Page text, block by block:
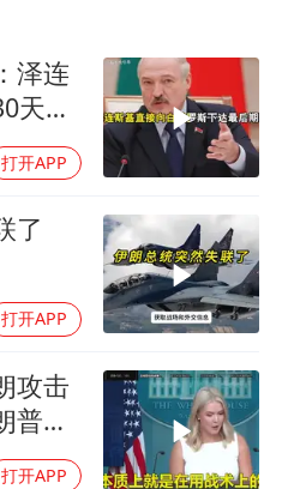
几元成本的AI广告导致千万市值蒸发
会主席赛宋蓬逝世
豚将正面袭击贯穿浙江
应车内过夜被收150元
全民健身 共筑健康中国
泽连
天内
打开APP
了
打开APP
攻击
普却
打开APP